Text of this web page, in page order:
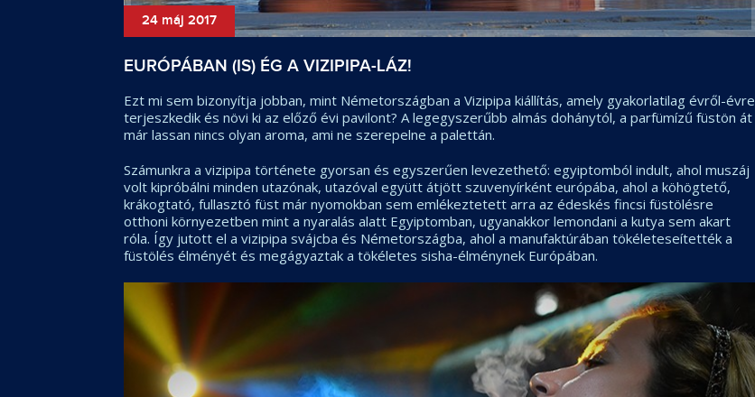
24 máj 2017
EURÓPÁBAN (IS) ÉG A VIZIPIPA-LÁZ!
Ezt mi sem bizonyítja jobban, mint Németországban a Vizipipa kiállítás, amely gyakorlatilag évről-évre
terjeszkedik és növi ki az előző évi pavilont? A legegyszerűbb almás dohánytól, a parfümízű füstön át
már lassan nincs olyan aroma, ami ne szerepelne a palettán.
Számunkra a vizipipa története gyorsan és egyszerűen levezethető: egyiptomból indult, ahol muszáj
volt kipróbálni minden utazónak, utazóval együtt átjött szuvenyírként európába, ahol a köhögtető,
krákogtató, fullasztó füst már nyomokban sem emlékeztetett arra az édeskés fincsi füstölésre
otthoni környezetben mint a nyaralás alatt Egyiptomban, ugyanakkor lemondani a kutya sem akart
róla. Így jutott el a vizipipa svájcba és Németországba, ahol a manufaktúrában tökéleteseítették a
füstölés élményét és megágyaztak a tökéletes sisha-élménynek Európában.